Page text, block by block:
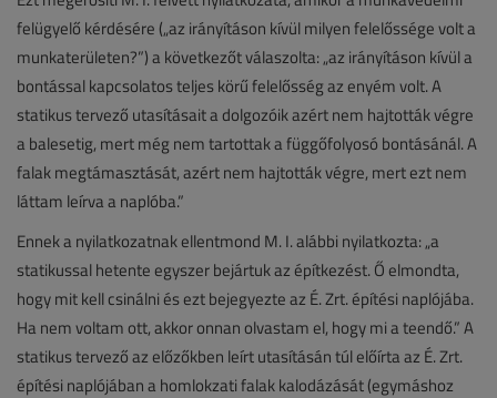
felügyelő kérdésére („az irányításon kívül milyen felelőssége volt a
munkaterületen?”) a következőt válaszolta: „az irányításon kívül a
bontással kapcsolatos teljes körű felelősség az enyém volt. A
statikus tervező utasításait a dolgozóik azért nem hajtották végre
a balesetig, mert még nem tartottak a függőfolyosó bontásánál. A
falak megtámasztását, azért nem hajtották végre, mert ezt nem
láttam leírva a naplóba.”
Ennek a nyilatkozatnak ellentmond M. I. alábbi nyilatkozta: „a
statikussal hetente egyszer bejártuk az építkezést. Ő elmondta,
hogy mit kell csinálni és ezt bejegyezte az É. Zrt. építési naplójába.
Ha nem voltam ott, akkor onnan olvastam el, hogy mi a teendő.” A
statikus tervező az előzőkben leírt utasításán túl előírta az É. Zrt.
építési naplójában a homlokzati falak kalodázását (egymáshoz